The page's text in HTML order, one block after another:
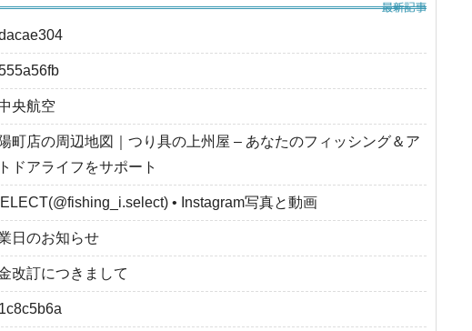
央航空
町店の周辺地図｜つり具の上州屋 – あなたのフィッシング＆ア
ドアライフをサポート
• Instagram写真と動画
日のお知らせ
改訂につきまして